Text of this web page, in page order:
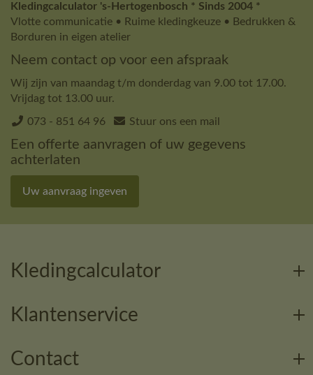
Kledingcalculator 's-Hertogenbosch * Sinds 2004 *
Vlotte communicatie • Ruime kledingkeuze • Bedrukken &
Borduren in eigen atelier
Neem contact op voor een afspraak
Wij zijn van maandag t/m donderdag van 9.00 tot 17.00.
Vrijdag tot 13.00 uur.
073 - 851 64 96 Stuur ons een mail
Een offerte aanvragen of uw gegevens
achterlaten
Uw aanvraag ingeven
Kledingcalculator
Klantenservice
Contact